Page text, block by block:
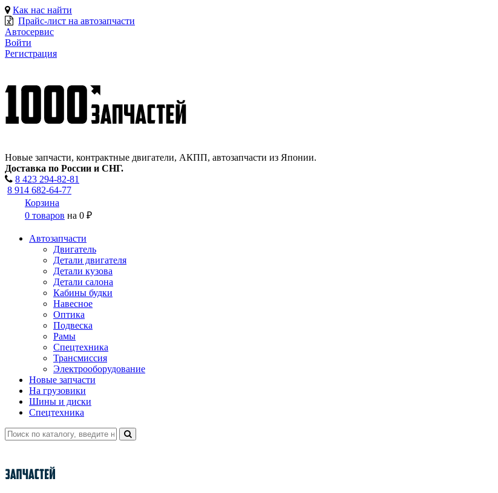
Как нас найти
Прайс-лист на автозапчасти
Автосервис
Войти
Регистрация
Новые запчасти, контрактные двигатели, АКПП, автозапчасти из Японии.
Доставка по России и СНГ.
8 423 294-82-81
8 914 682-64-77
Корзина
0 товаров на 0 ₽
Автозапчасти
Двигатель
Детали двигателя
Детали кузова
Детали салона
Кабины будки
Навесное
Оптика
Подвеска
Рамы
Спецтехника
Трансмиссия
Электрооборудование
Новые запчасти
На грузовики
Шины и диски
Спецтехника